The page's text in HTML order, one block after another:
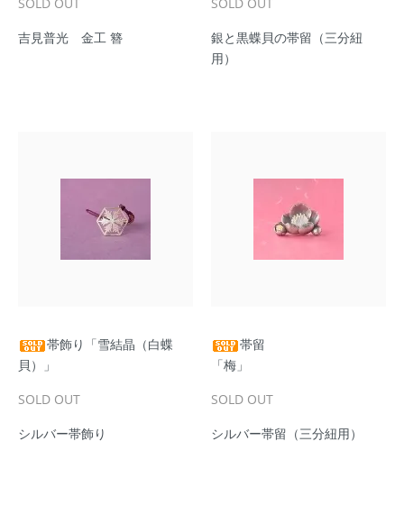
吉見普光 金工 簪
銀と黒蝶貝の帯留（三分紐
用）
帯飾り「雪結晶（白蝶
貝）」
SOLD OUT
シルバー帯飾り
帯留
「梅」
SOLD OUT
シルバー帯留（三分紐用）